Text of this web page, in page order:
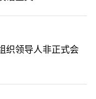
织领导人非正式会